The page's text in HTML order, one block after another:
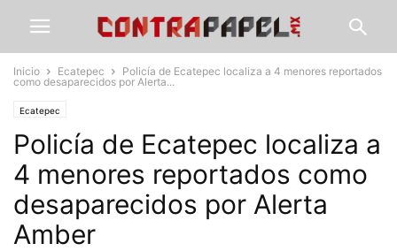
Inicio Ecatepec
Policía de Ecatepec localiza a 4 menores reportados
como desaparecidos por Alerta...
Ecatepec
Policía de Ecatepec localiza a
4 menores reportados como
desaparecidos por Alerta
Amber